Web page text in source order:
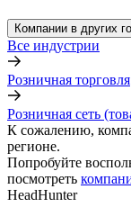
Компании в других
Все индустрии
Розничная торговля
Розничная сеть
К сожалению,
регионе.
Попробуйте
посмотреть
HeadHunter